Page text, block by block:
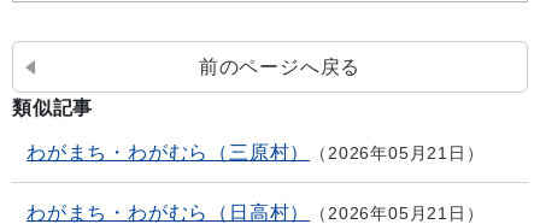
前のページへ戻る
類似記事
わがまち・わがむら（三原村） 2026年05月21日
わがまち・わがむら（日高村） 2026年05月21日